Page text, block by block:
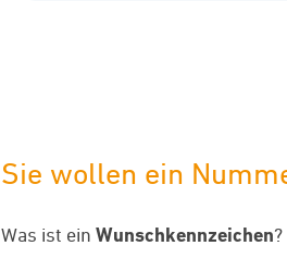
Sie wollen ein
Was ist ein Wunschkennzeichen